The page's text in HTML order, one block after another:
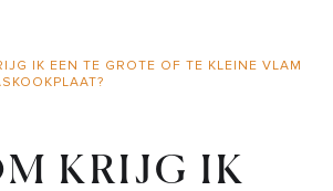
IK EEN TE GROTE OF TE KLEINE VLAM
KRIJG IK